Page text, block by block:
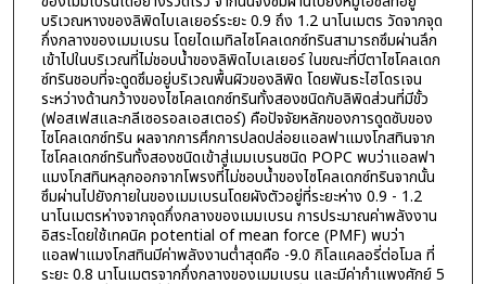
บริเวณหางของลิพิดไบเลเยอร์ระยะ 0.9 ถึง 1.2 นาโนเมตร วัดจากจุด
กึ่งกลางของเมมเบรน โดยไดเมทิลไซโคลเดกซ์ทรินสามารถซึมผ่านลึก
เข้าไปในบริเวณที่ไม่ชอบน้ำของลิพิดไบเลเยอร์ ในขณะที่บีตาไซโคลเดก
ซ์ทรินชอบที่จะดูดซึมอยู่บริเวณพื้นผิวของลิพิด โดยพันธะไฮโดรเจน
ระหว่างด้านกว้างของไซโคลเดกซ์ทรินทั้งสองชนิดกับลิพิดส่วนที่มีขั้ว
(ฟอสเฟสและกลีเซอรอลเอสเตอร์) คือปัจจัยหลักของการดูดซับของ
ไซโคลเดกซ์ทริน ผลจากการศึกการปลดปล่อยแอลฟาแมงโกสทินจาก
ไซโคลเดกซ์ทรินทั้งสองชนิดเข้าสู่เมมเบรนชนิด POPC พบว่าแอลฟา
แมงโกสทินหลุกออกจากโพรงที่ไม่ชอบน้ำของไซโคลเดกซ์ทรินจากนั้น
ซึมผ่านไปยังภายในของเมมเบรนโดยผังตัวอยู่ที่ระยะห่าง 0.9 - 1.2
นาโนเมตรห่างจากจุดกึ่งกลางของเมมเบรน การประมาณค่าพลังงาน
อิสระโดยใช้เทคนิค potential of mean force (PMF) พบว่า
แอลฟาแมงโกสทินมีค่าพลังงานต่ำสุดคือ -9.0 กิโลแคลอรี่ต่อโมล ที่
ระยะ 0.8 นาโนเมตรจากกึ่งกลางของเมมเบรน และมีค่ากำแพงศักย์ 5